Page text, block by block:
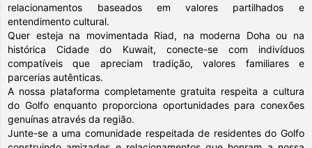
relacionamentos baseados em valores partilhados e
entendimento cultural.
Quer esteja na movimentada Riad, na moderna Doha ou na
histórica Cidade do Kuwait, conecte-se com indivíduos
compatíveis que apreciam tradição, valores familiares e
parcerias autênticas.
A nossa plataforma completamente gratuita respeita a cultura
do Golfo enquanto proporciona oportunidades para conexões
genuínas através da região.
Junte-se a uma comunidade respeitada de residentes do Golfo